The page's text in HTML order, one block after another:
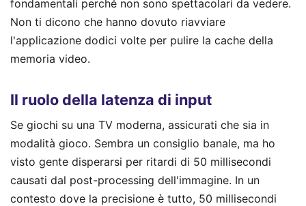
fondamentali perché non sono spettacolari da vedere.
Non ti dicono che hanno dovuto riavviare
l'applicazione dodici volte per pulire la cache della
memoria video.
Il ruolo della latenza di input
Se giochi su una TV moderna, assicurati che sia in
modalità gioco. Sembra un consiglio banale, ma ho
visto gente disperarsi per ritardi di 50 millisecondi
causati dal post-processing dell'immagine. In un
contesto dove la precisione è tutto, 50 millisecondi